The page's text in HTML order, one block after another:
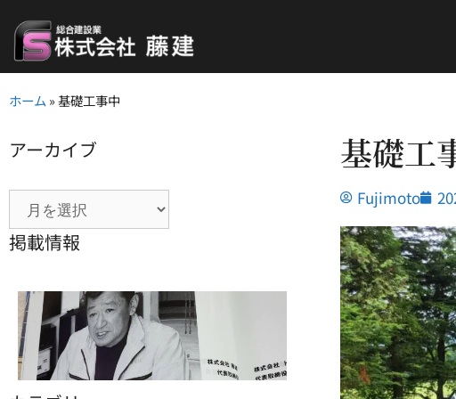
ホーム »基礎工事中
アーカイブ
掲載情報
基礎工
Fujimoto